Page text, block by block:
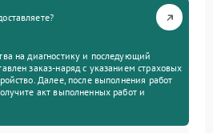
на диагностику и последующий
заказ-наряд с указанием страховых
Далее, после выполнения работ
акт выполненных работ и